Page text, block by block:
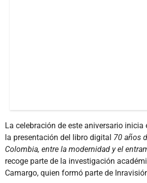
La celebración de este aniversario inicia
la presentación del libro digital 70 años
Colombia, entre la modernidad y el
recoge parte de la investigación
Camargo, quien formó parte de